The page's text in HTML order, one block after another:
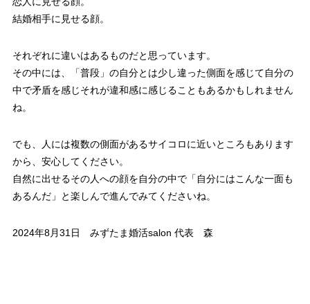
結婚相手に見せる顔。
それぞれに違いはあるものだと思っています。
その中には、「普段」の自分とは少し違った側面を感じて自分の
中で矛盾を感じそれが違和感に感じることもあるかもしれません
ね。
でも、人には複数の側面があるサイコロに近いところもあります
から、安心してください。
自然に出せるその人への顔を自分の中で「自分にはこんな一面も
あるんだ」と楽しんで進んでみてくださいね。
2024年8月31日 みずたま婚活salon 代表 森